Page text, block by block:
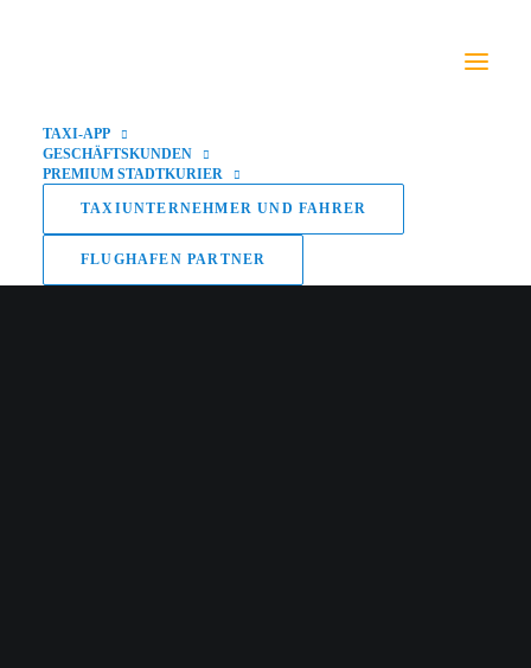
TAXI-APP
GESCHÄFTSKUNDEN
PREMIUM STADTKURIER
TAXIUNTERNEHMER UND FAHRER
FLUGHAFEN PARTNER